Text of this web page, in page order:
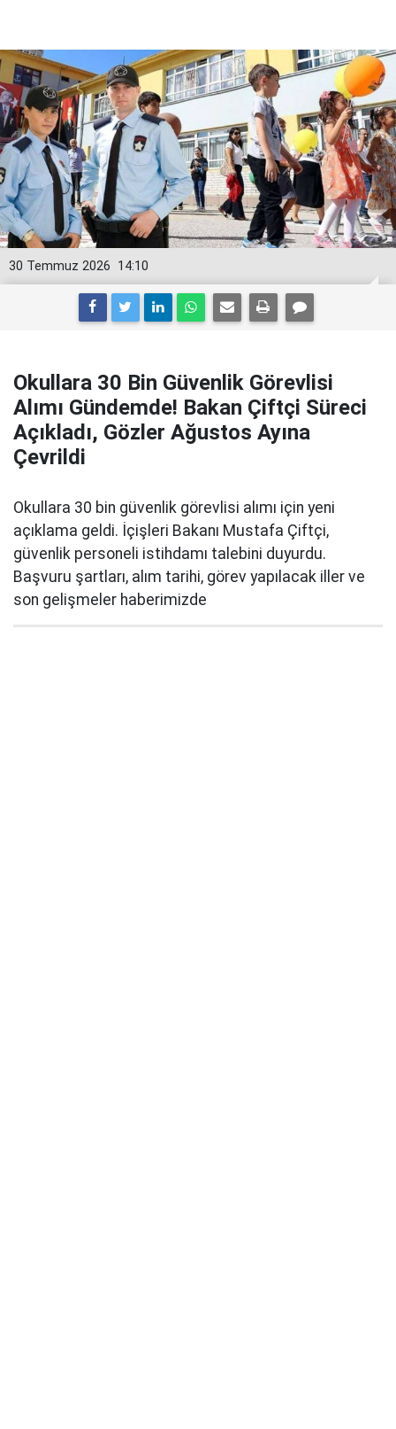
14:10
30 Temmuz 2026
Okullara 30 Bin Güvenlik Görevlisi
Alımı Gündemde! Bakan Çiftçi Süreci
Açıkladı, Gözler Ağustos Ayına
Çevrildi
Okullara 30 bin güvenlik görevlisi alımı için yeni
açıklama geldi. İçişleri Bakanı Mustafa Çiftçi,
güvenlik personeli istihdamı talebini duyurdu.
Başvuru şartları, alım tarihi, görev yapılacak iller ve
son gelişmeler haberimizde